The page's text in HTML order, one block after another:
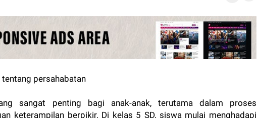
sangat penting bagi anak-anak, terutama dalam proses
keterampilan berpikir. Di kelas 5 SD, siswa mulai menghadapi